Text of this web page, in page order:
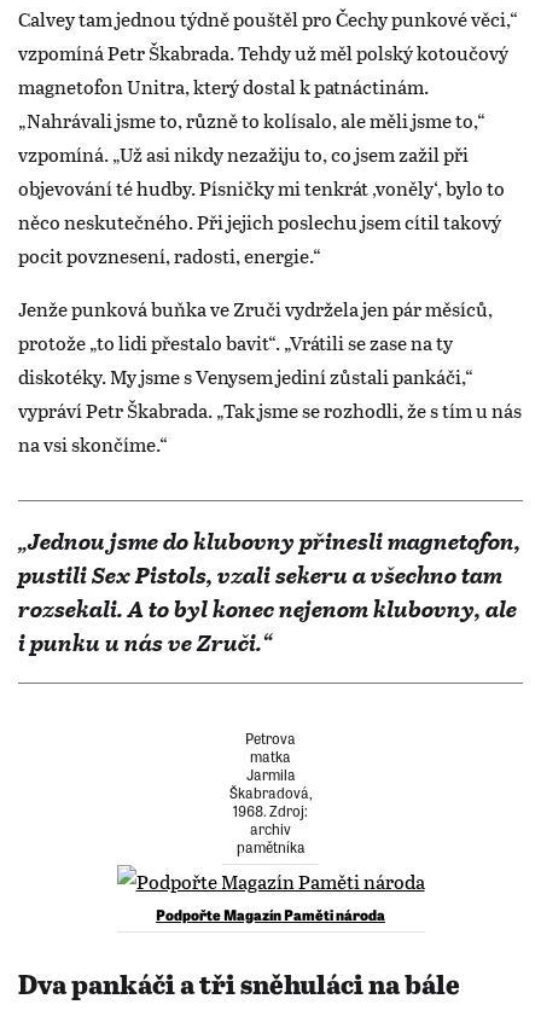
Calvey tam jednou týdně pouštěl pro Čechy punkové věci,“
vzpomíná Petr Škabrada. Tehdy už měl polský kotoučový
magnetofon Unitra, který dostal k patnáctinám.
„Nahrávali jsme to, různě to kolísalo, ale měli jsme to,“
vzpomíná. „Už asi nikdy nezažiju to, co jsem zažil při
objevování té hudby. Písničky mi tenkrát ‚voněly‘, bylo to
něco neskutečného. Při jejich poslechu jsem cítil takový
pocit povznesení, radosti, energie.“
Jenže punková buňka ve Zruči vydržela jen pár měsíců,
protože „to lidi přestalo bavit“. „Vrátili se zase na ty
diskotéky. My jsme s Venysem jediní zůstali pankáči,“
vypráví Petr Škabrada. „Tak jsme se rozhodli, že s tím u nás
na vsi skončíme.“
„Jednou jsme do klubovny přinesli magnetofon,
pustili Sex Pistols, vzali sekeru a všechno tam
rozsekali. A to byl konec nejenom klubovny, ale
i punku u nás ve Zruči.“
Petrova
matka
Jarmila
Škabradová,
1968. Zdroj:
archiv
pamětníka
Podpořte Magazín Paměti národa
Dva pankáči a tři sněhuláci na bále